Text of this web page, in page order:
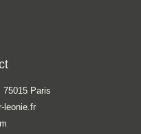
75015 Paris
leonie.fr